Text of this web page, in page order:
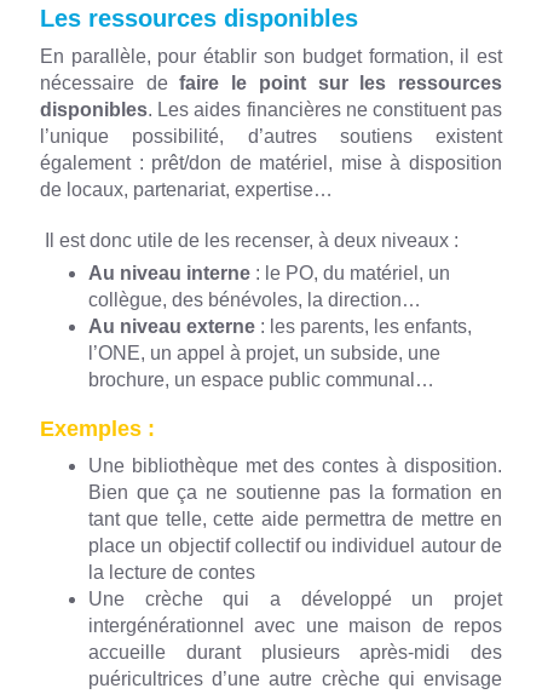
Les ressources disponibles
En parallèle, pour établir son budget formation, il est
nécessaire defaire le point sur les ressources
disponibles. Les aides financières ne constituent pas
l’unique possibilité, d’autres soutiens existent
également : prêt/don de matériel, mise à disposition
de locaux, partenariat, expertise…
Il est donc utile de les recenser, à deux niveaux :
Au niveau interne: le PO, du matériel, un
collègue, des bénévoles, la direction…
Au niveau externe: les parents, les enfants,
l’ONE, un appel à projet, un subside, une
brochure, un espace public communal…
Exemples :
Une bibliothèque met des contes à disposition.
Bien que ça ne soutienne pas la formation en
tant que telle, cette aide permettra de mettre en
place un objectif collectif ou individuel autour de
la lecture de contes
Une crèche qui a développé un projet
intergénérationnel avec une maison de repos
accueille durant plusieurs après-midi des
puéricultrices d’une autre crèche qui envisage